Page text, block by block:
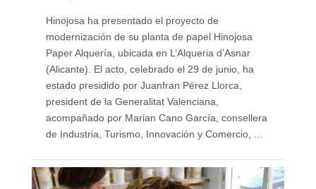
Hinojosa ha presentado el proyecto de
modernización de su planta de papel Hinojosa
Paper Alquería, ubicada en L’Alqueria d’Asnar
(Alicante). El acto, celebrado el 29 de junio, ha
estado presidido por Juanfran Pérez Llorca,
president de la Generalitat Valenciana,
acompañado por Marian Cano García, consellera
de Industria, Turismo, Innovación y Comercio, ...